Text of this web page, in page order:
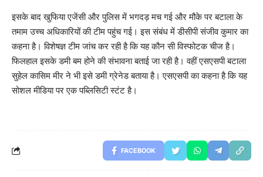
इसके बाद खुफिया एजेंसी और पुलिस में भगदड़ मच गई और मौके पर बटाला के
तमाम उच्च अधिकारियों की टीम पहुंच गई। इस संबंध में डीसीपी संजीव कुमार का
कहना है। विशेषज्ञ टीम जांच कर रही है कि यह कौन सी विस्फोटक चीज है।
फिलहाल इसके डमी बम होने की संभावना बताई जा रही है। वहीं एसएसपी बटाला
सुहेल कासिम मीर ने भी इसे डमी ग्रेनेड बताया है। एसएसपी का कहना है कि यह
सोशल मीडिया पर एक पब्लिसिटी स्टंट है।
FACEBOOK